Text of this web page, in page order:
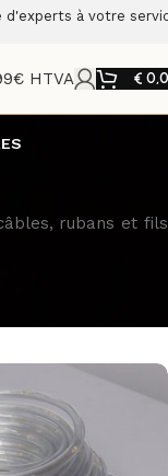
d'experts à votre
HTVA €
rubans et fils